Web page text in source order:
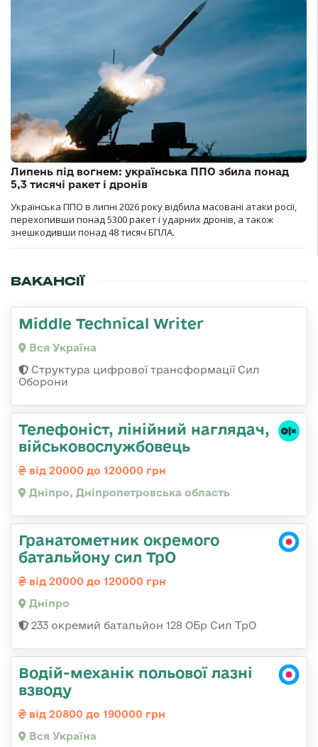
Липень під вогнем: українська ППО збила понад
5,3 тисячі ракет і дронів
Українська ППО в липні 2026 року відбила масовані атаки росії,
перехопивши понад 5300 ракет і ударних дронів, а також
знешкодивши понад 48 тисяч БПЛА.
ВАКАНСІЇ
Middle Technical Writer
Вся Україна
Структура цифрової трансформації Сил
Оборони
Телефоніст, лінійний наглядач,
військовослужбовець
від 20000 до 120000 грн
Дніпро, Дніпропетровська область
Гранатометник окремого
батальйону сил ТрО
від 20000 до 120000 грн
Дніпро
233 окремий батальйон 128 ОБр Сил ТрО
Водій-механік польової лазні
взводу
від 20800 до 190000 грн
Вся Україна